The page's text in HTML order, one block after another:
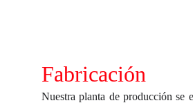
Fabricación
Nuestra planta de producción se